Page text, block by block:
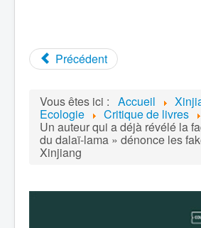
Précédent
Vous êtes ici : Accueil
Ecologie Critique de livres
Un auteur qui a déjà révélé la
du dalaï-lama » dénonce les
Xinjiang